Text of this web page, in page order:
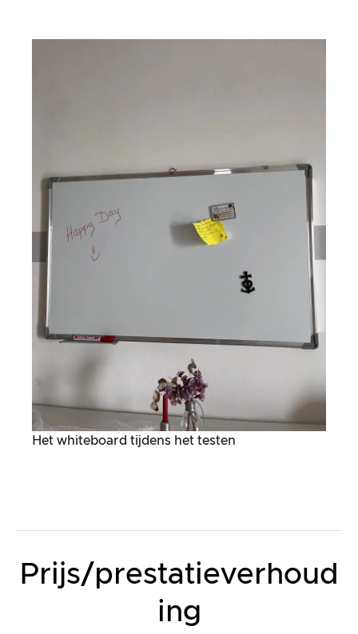
Het whiteboard tijdens het testen
Prijs/prestatieverhoud
ing